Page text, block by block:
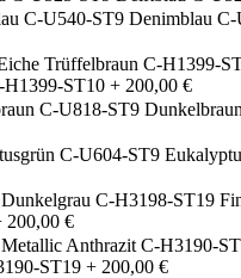
Denimblau
ST10 + 200,00 €
200,00 €
ST19 + 200,00 €